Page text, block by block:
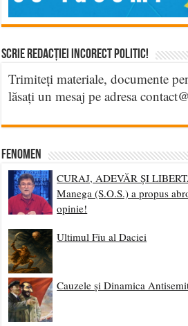
Scrie Redacției Incorect Politic!
Trimiteți materiale, documente
lăsați un mesaj pe adresa
Fenomen
CURAJ, ADEVĂR ȘI
Manega (S.O.S.) a propus
opinie!
Ultimul Fiu al Daciei
Cauzele și Dinamica